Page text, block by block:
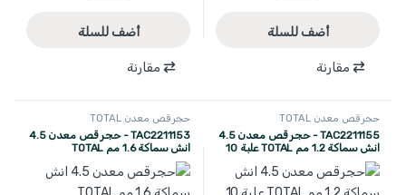
أضف للسلة
مقارنة
أضف للسلة
مقارنة
حجر قص معدن TOTAL
TAC2211155 - حجر قص معدن 4.5
انش سماكة 1.2 مم TOTAL علبة 10
قطع
حجر قص معدن TOTAL
TAC2211153 - حجر قص معدن 4.5
انش سماكة 1.6 مم TOTAL